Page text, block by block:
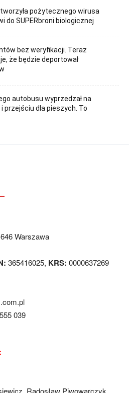
pożytecznego wirusa
do SUPERbroni biologicznej
bez weryfikacji. Teraz
że będzie deportował
autobusu wyprzedzał na
przejściu dla pieszych. To
Warszawa
365416025, KRS: 0000637269
039
Radosław Piwowarczyk,